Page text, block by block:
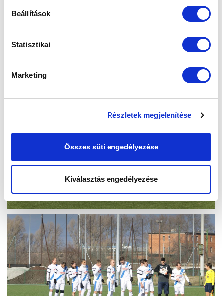
Beállítások
Statisztikai
Marketing
Részletek megjelenítése
Összes süti engedélyezése
Kiválasztás engedélyezése